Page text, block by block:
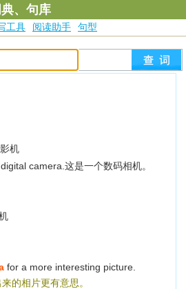
、句库
工具 阅读助手 句型
机
camera.这是一个数码相机。
for a more interesting picture.
的相片更有意思。